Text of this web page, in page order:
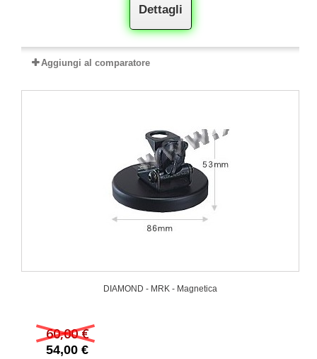
Dettagli
Aggiungi al comparatore
DIAMOND - MRK - Magnetica
60,00 €
54,00 €